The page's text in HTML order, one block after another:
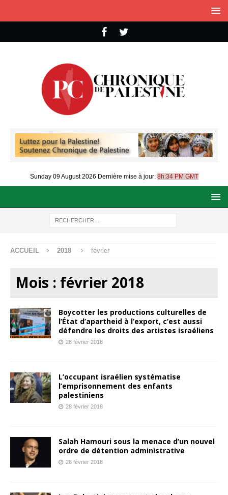
Sunday 09 August 2026 Dernière mise à jour: 8h:34 PM GMT
ACCUEIL 2018 février
Mois : février 2018
Boycotter les productions culturelles de
l’État d’apartheid à l’export, c’est aussi
défendre les droits des artistes israéliens
28 février 2018
L’occupant israélien systématise
l’emprisonnement des enfants
palestiniens
28 février 2018
Salah Hamouri sous la menace d’un nouvel
ordre de détention administrative
26 février 2018